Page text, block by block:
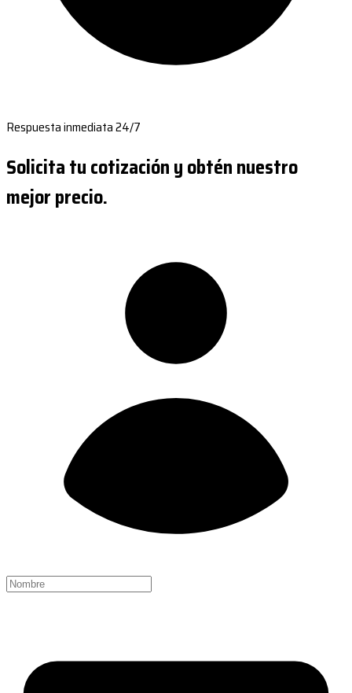
Respuesta inmediata 24/7
Solicita tu cotización y obtén nuestro
mejor precio.